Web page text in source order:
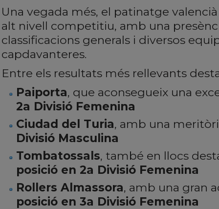
Una vegada més, el patinatge
alt nivell competitiu, amb una
classificacions generals i diversos
capdavanteres.
Entre els resultats més rellevants
Paiporta, que aconsegueix una
2a Divisió Femenina
Ciudad del Turia, amb una
Divisió Masculina
Tombatossals, també en llocs
posició en 2a Divisió Femenina
Rollers Almassora, amb una gran
posició en 3a Divisió Femenina